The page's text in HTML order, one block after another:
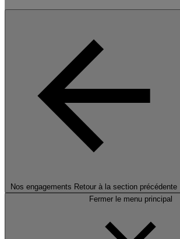
Nos engagements Retour à la section précédente
Fermer le menu principal